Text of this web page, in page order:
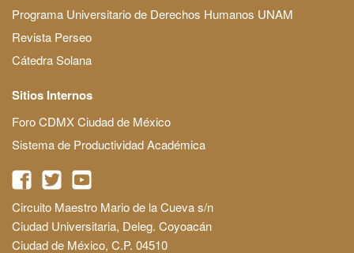
Programa Universitario de Derechos Humanos UNAM
Revista Perseo
Cátedra Solana
Sitios Internos
Foro CDMX Ciudad de México
Sistema de Productividad Académica
Circuito Maestro Mario de la Cueva s/n
Ciudad Universitaria, Deleg. Coyoacán
Ciudad de México, C.P. 04510